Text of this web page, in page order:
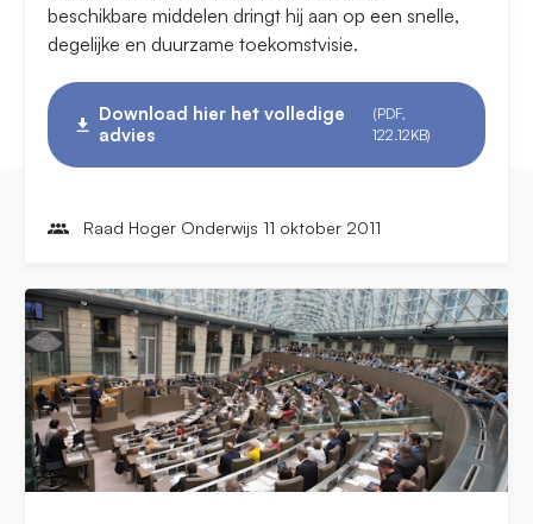
beschikbare middelen dringt hij aan op een snelle,
degelijke en duurzame toekomstvisie.
Download hier het volledige
advies
(PDF,
122.12KB)
Raad Hoger Onderwijs 11 oktober 2011